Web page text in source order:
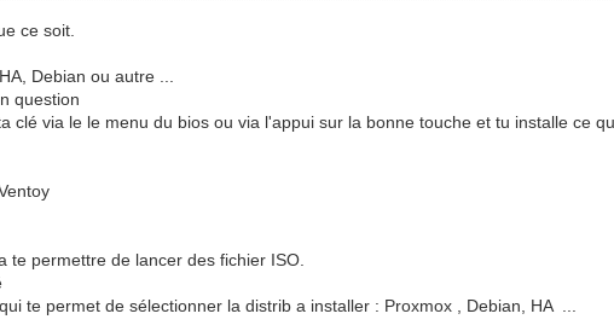
ce soit.
Debian ou autre ...
question
clé via le le menu du bios ou via l'appui sur la bonne touche et tu installe ce
te permettre de lancer des fichier ISO.
te permet de sélectionner la distrib a installer : Proxmox , Debian, HA ...